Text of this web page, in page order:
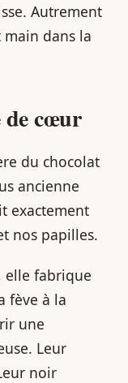
Autrement
dans la
de cœur
du chocolat
ancienne
exactement
nos papilles.
elle fabrique
fève à la
une
Leur
noir